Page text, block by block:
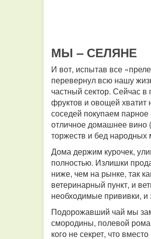
МЫ – СЕЛЯНЕ
И вот, испытав все
перевернул всю нашу
частный сектор. Сейчас
фруктов и овощей хватит
соседей покупаем
отличное домашнее вино
торжеств и бед народных
Дома держим курочек,
полностью. Излишки
ниже, чем на рынке, так
ветеринарный пункт, и
необходимые прививки, и
Подорожавший чай мы
смородины, полевой
кого не секрет, что